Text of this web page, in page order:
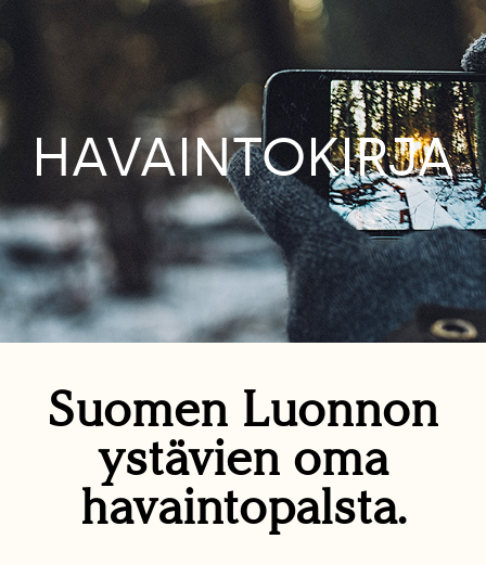
HAVAINTOKIRJA
Suomen Luonnon
ystävien oma
havaintopalsta.